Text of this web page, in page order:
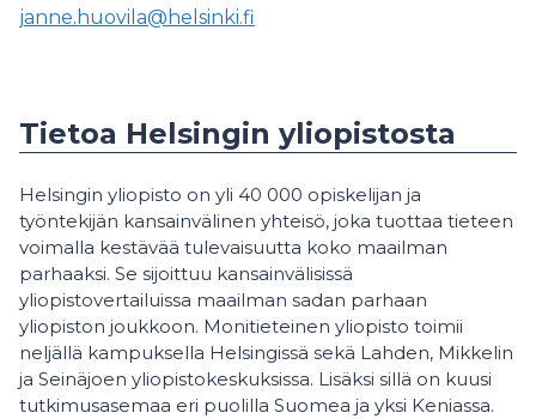
janne.huovila@helsinki.fi
Tietoa Helsingin yliopistosta
Helsingin yliopisto on yli 40 000 opiskelijan ja
työntekijän kansainvälinen yhteisö, joka tuottaa tieteen
voimalla kestävää tulevaisuutta koko maailman
parhaaksi. Se sijoittuu kansainvälisissä
yliopistovertailuissa maailman sadan parhaan
yliopiston joukkoon. Monitieteinen yliopisto toimii
neljällä kampuksella Helsingissä sekä Lahden, Mikkelin
ja Seinäjoen yliopistokeskuksissa. Lisäksi sillä on kuusi
tutkimusasemaa eri puolilla Suomea ja yksi Keniassa.